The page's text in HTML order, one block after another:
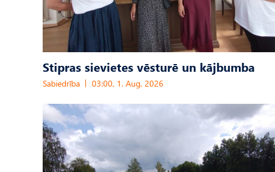
Stipras sievietes vēsturē un kājbumba
Sabiedrība 03:00, 1. Aug, 2026